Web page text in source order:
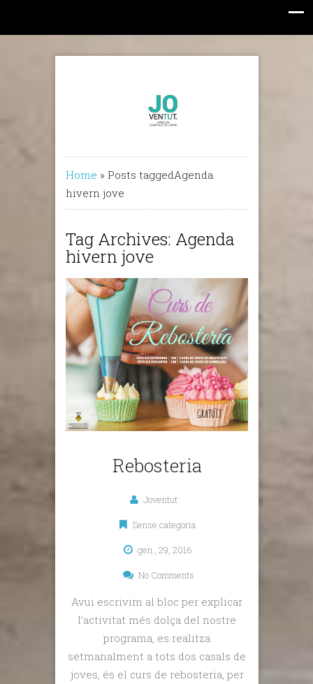
Home » Posts taggedAgenda
hivern jove
Tag Archives: Agenda
hivern jove
Rebosteria
Joventut
Sense categoria
gen., 29, 2016
No Comments
Avui escrivim al bloc per explicar
l’activitat més dolça del nostre
programa, es realitza
setmanalment a tots dos casals de
joves, és el curs de rebosteria, per